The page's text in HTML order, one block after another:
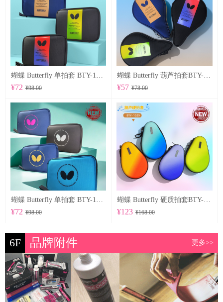
¥72 ¥98.00
蝴蝶 Butterfly 葫芦拍套BTY-1026
¥57 ¥78.00
¥72 ¥98.00
蝴蝶 Butterfly 硬质拍套BTY-1029
¥123 ¥168.00
6F 品牌附件 更多>>